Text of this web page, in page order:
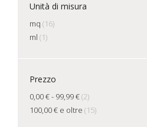
Unità di misura
mq (16)
ml (1)
Prezzo
0,00 €- 99,99 €(2)
100,00 € e oltre (15)